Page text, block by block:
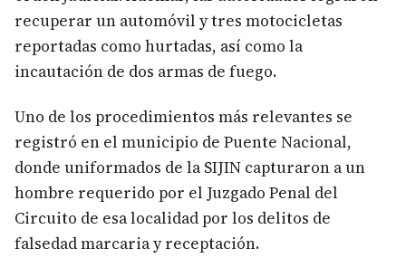
recuperar un automóvil y tres motocicletas
reportadas como hurtadas, así como la
incautación de dos armas de fuego.
Uno de los procedimientos más relevantes se
registró en el municipio de Puente Nacional,
donde uniformados de la SIJIN capturaron a un
hombre requerido por el Juzgado Penal del
Circuito de esa localidad por los delitos de
falsedad marcaria y receptación.